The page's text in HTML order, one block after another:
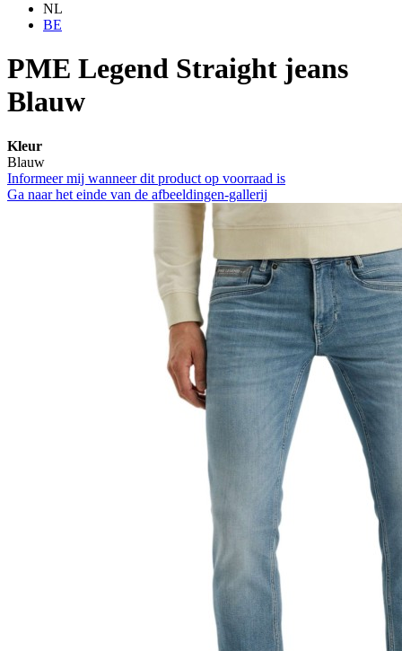
NL
BE
PME Legend Straight jeans
Blauw
Kleur
Blauw
Informeer mij wanneer dit product op voorraad is
Ga naar het einde van de afbeeldingen-gallerij